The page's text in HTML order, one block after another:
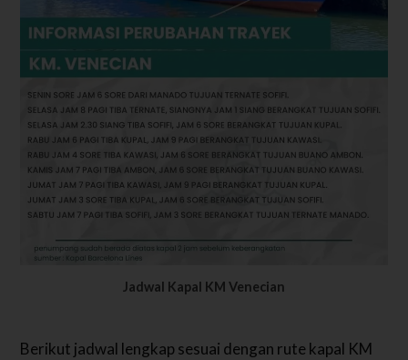
Jadwal Kapal KM Venecian
Berikut jadwal lengkap sesuai dengan rute kapal KM